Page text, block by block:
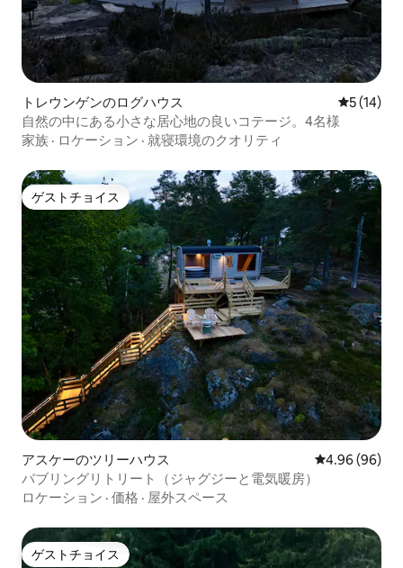
トレウンゲンのログハウス レビュー
5 (14)
自然の中にある小さな居心地の良いコテージ。4名様
家族 · ロケーション · 就寝環境のクオリティ
ゲストチョイス
ゲストチョイス
アスケーのツリーハウス レビュー96件
4.96 (96)
バブリングリトリート（ジャグジーと電気暖房）
ロケーション · 価格 · 屋外スペース
ゲストチョイス
ゲストチョイス